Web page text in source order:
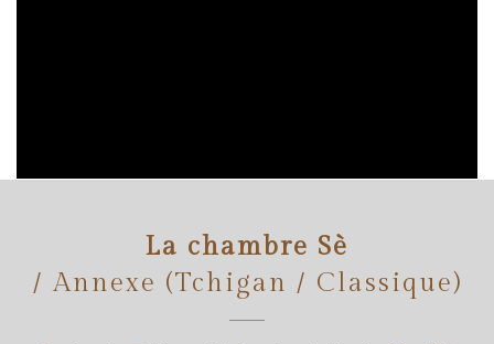
La chambre Sè
/ Annexe (Tchigan / Classique)